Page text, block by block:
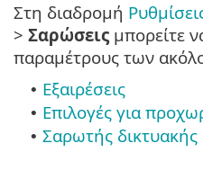
Στη διαδρομή
> Σαρώσεις μπορείτε
παραμέτρους των
• Εξαιρέσεις
• Επιλογές για
• Σαρωτής δικτυακής